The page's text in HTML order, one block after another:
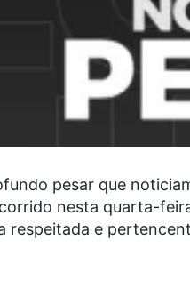
pesar que
nesta quarta-
respeitada e